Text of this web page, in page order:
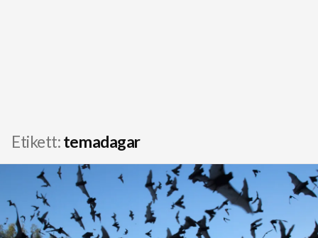
Etikett:temadagar